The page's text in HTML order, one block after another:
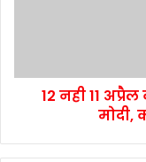
12 नही 11 अप्रैल
मोदी,